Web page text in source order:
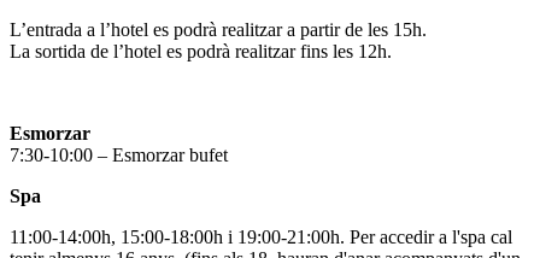
L’entrada a l’hotel es podrà realitzar a partir de les 15h.
La sortida de l’hotel es podrà realitzar fins les 12h.
Esmorzar
7:30-10:00 – Esmorzar bufet
Spa
11:00-14:00h, 15:00-18:00h i 19:00-21:00h. Per accedir a l'spa cal